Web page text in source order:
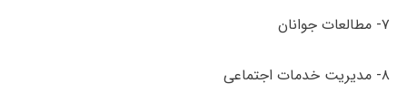
۷- مطالعات جوانان
۸- مدیریت خدمات اجتماعی